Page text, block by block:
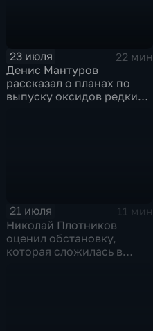
23 июля
22 мин
Денис Мантуров
рассказал о планах по
выпуску оксидов редких
21 июля
11 мин
Николай Плотников
оценил обстановку,
которая сложилась в